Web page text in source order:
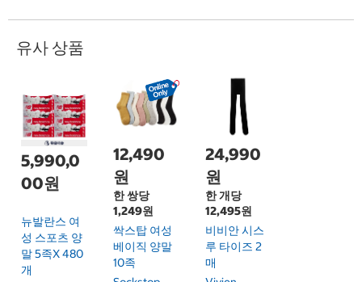
유사 상품
5,990,0
00원
뉴발란스 여
성 스포츠 양
말 5족x 480
개
12,490
원
한 쌍당
1,249원
싹스탑 여성
베이직 양말
10족
24,990
원
한 개당
12,495원
비비안 시스
루 타이즈 2
매